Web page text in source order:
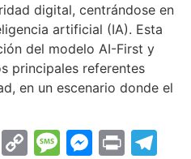
digital, centrándose en
artificial (IA). Esta
del modelo AI-First y
principales referentes
en un escenario donde el
LinkedIn
CopyMessage
Print